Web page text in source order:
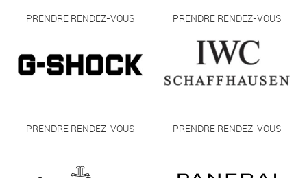
PRENDRE RENDEZ-VOUS PRENDRE RENDEZ-VOUS
PRENDRE RENDEZ-VOUS PRENDRE RENDEZ-VOUS